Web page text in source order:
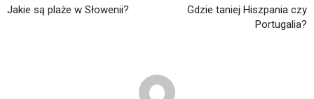
Jakie są plaże w Słowenii?
Gdzie taniej Hiszpania czy
Portugalia?